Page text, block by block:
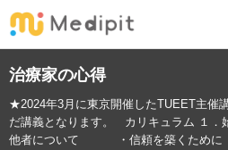
治療家の心得
★2024年3月に東京開催したTUEET主催
だ講義となります。 カリキュラム １．
他者について ・信頼を築くために ３